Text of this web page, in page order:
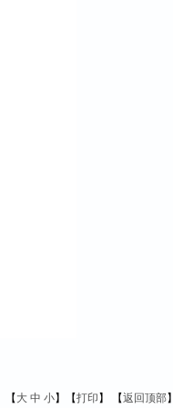
【 大 中 小】【打印 】 【返回顶部